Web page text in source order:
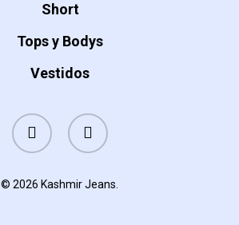
Short
Tops y Bodys
Vestidos
instagram whatsapp
© 2026 Kashmir Jeans.